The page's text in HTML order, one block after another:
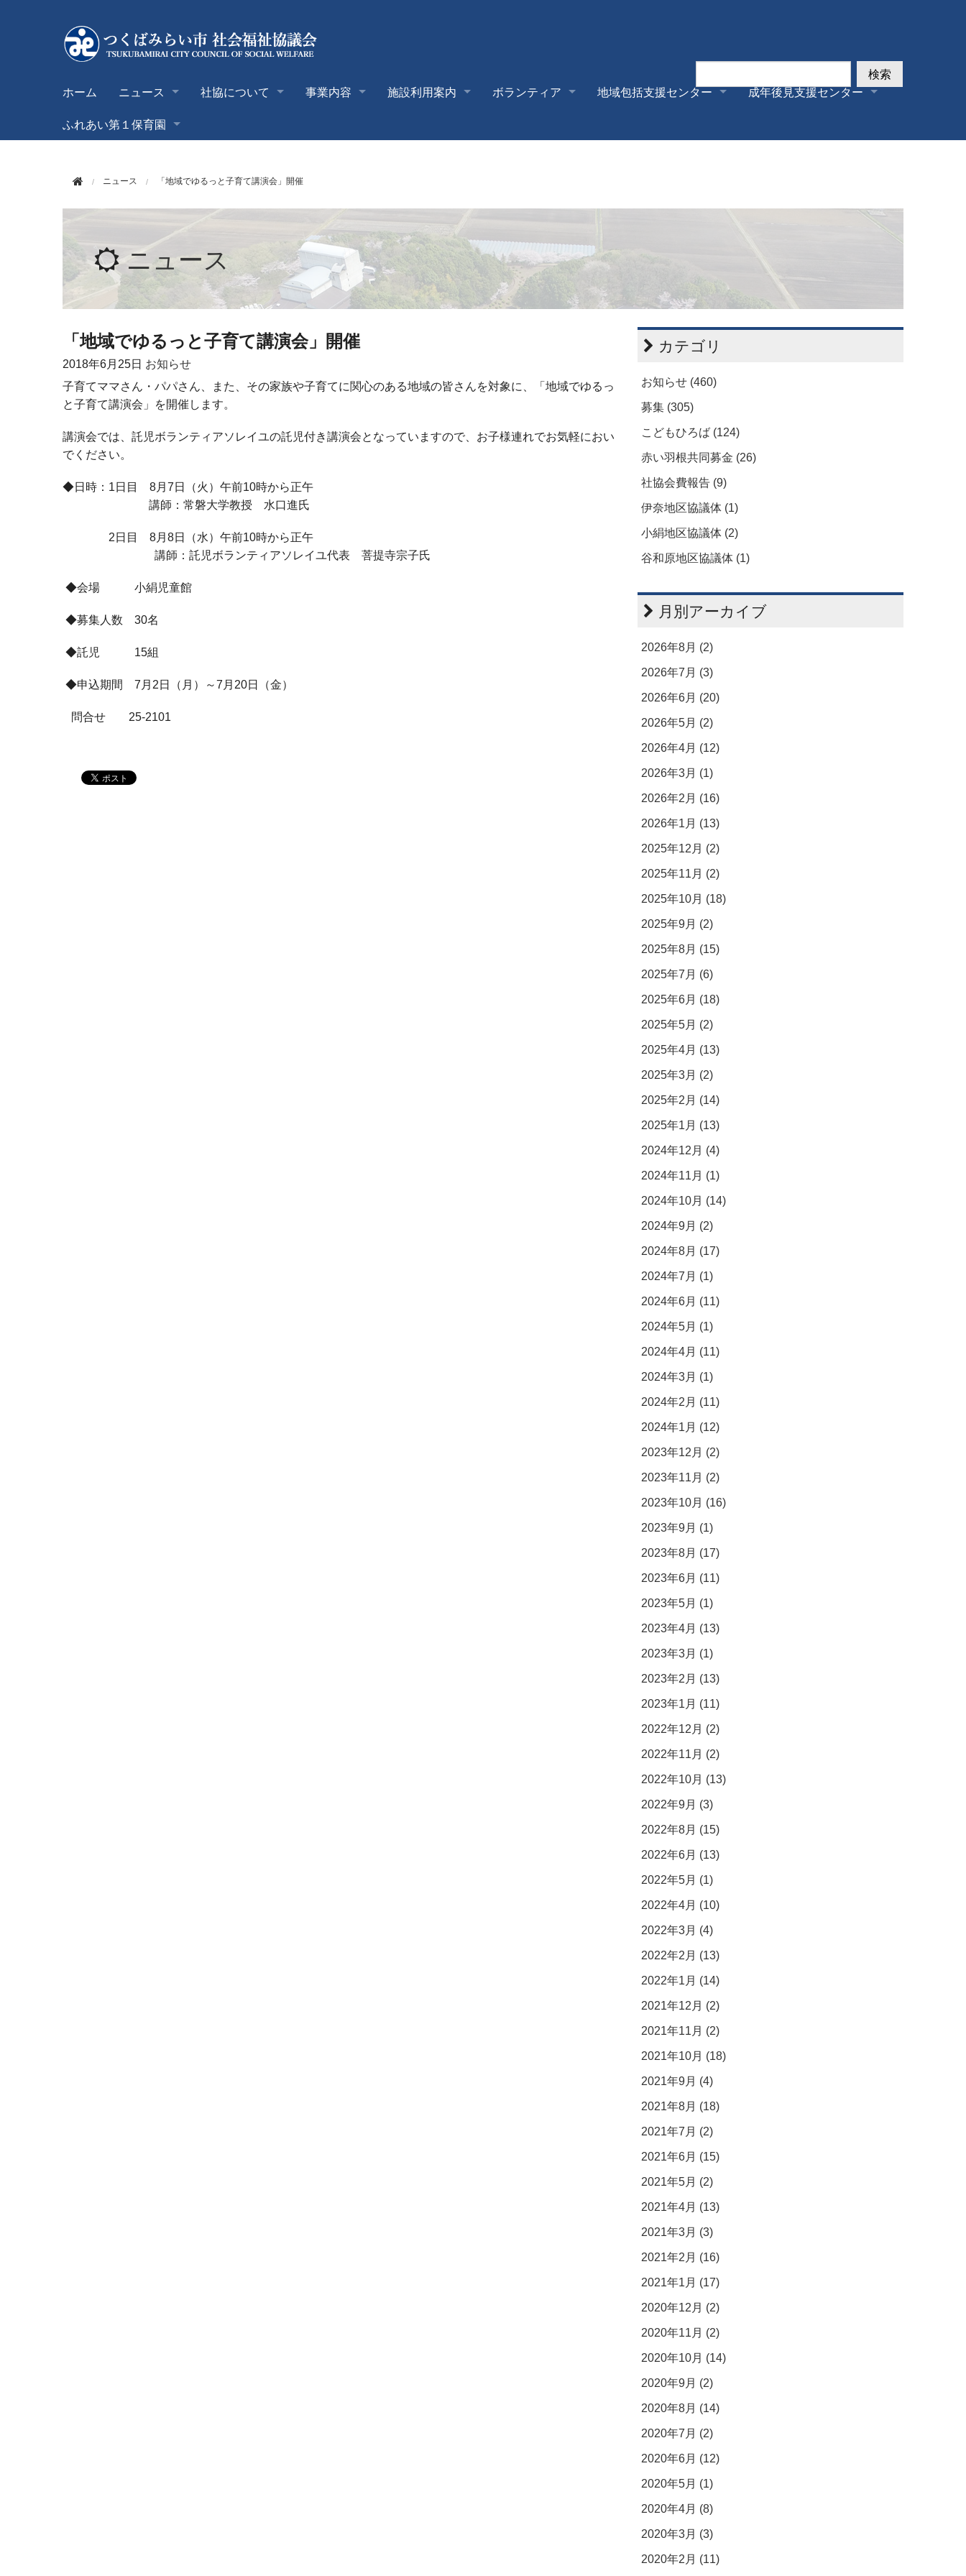
ホーム ニュース 社協について 事業内容 施設利用案内 ボランティア 地域包括支援センター
成年後見支援センター
ふれあい第１保育園
検索
ニュース 「地域でゆるっと子育て講演会」開催
ニュース
「地域でゆるっと子育て講演会」開催
2018年6月25日 お知らせ
子育てママさん・パパさん、また、その家族や子育てに関心のある地域の皆さんを対象に、「地域でゆるっ
と子育て講演会」を開催します。
講演会では、託児ボランティアソレイユの託児付き講演会となっていますので、お子様連れでお気軽におい
でください。
◆日時：1日目 8月7日（火）午前10時から正午
講師：常磐大学教授 水口進氏
2日目 8月8日（水）午前10時から正午
講師：託児ボランティアソレイユ代表 菩提寺宗子氏
◆会場 小絹児童館
◆募集人数 30名
◆託児 15組
◆申込期間 7月2日（月）～7月20日（金）
問合せ 25-2101
カテゴリ
お知らせ (460)
募集 (305)
こどもひろば (124)
赤い羽根共同募金 (26)
社協会費報告 (9)
伊奈地区協議体 (1)
小絹地区協議体 (2)
谷和原地区協議体 (1)
月別アーカイブ
2026年8月 (2)
2026年7月 (3)
2026年6月 (20)
2026年5月 (2)
2026年4月 (12)
2026年3月 (1)
2026年2月 (16)
2026年1月 (13)
2025年12月 (2)
2025年11月 (2)
2025年10月 (18)
2025年9月 (2)
2025年8月 (15)
2025年7月 (6)
2025年6月 (18)
2025年5月 (2)
2025年4月 (13)
2025年3月 (2)
2025年2月 (14)
2025年1月 (13)
2024年12月 (4)
2024年11月 (1)
2024年10月 (14)
2024年9月 (2)
2024年8月 (17)
2024年7月 (1)
2024年6月 (11)
2024年5月 (1)
2024年4月 (11)
2024年3月 (1)
2024年2月 (11)
2024年1月 (12)
2023年12月 (2)
2023年11月 (2)
2023年10月 (16)
2023年9月 (1)
2023年8月 (17)
2023年6月 (11)
2023年5月 (1)
2023年4月 (13)
2023年3月 (1)
2023年2月 (13)
2023年1月 (11)
2022年12月 (2)
2022年11月 (2)
2022年10月 (13)
2022年9月 (3)
2022年8月 (15)
2022年6月 (13)
2022年5月 (1)
2022年4月 (10)
2022年3月 (4)
2022年2月 (13)
2022年1月 (14)
2021年12月 (2)
2021年11月 (2)
2021年10月 (18)
2021年9月 (4)
2021年8月 (18)
2021年7月 (2)
2021年6月 (15)
2021年5月 (2)
2021年4月 (13)
2021年3月 (3)
2021年2月 (16)
2021年1月 (17)
2020年12月 (2)
2020年11月 (2)
2020年10月 (14)
2020年9月 (2)
2020年8月 (14)
2020年7月 (2)
2020年6月 (12)
2020年5月 (1)
2020年4月 (8)
2020年3月 (3)
2020年2月 (11)